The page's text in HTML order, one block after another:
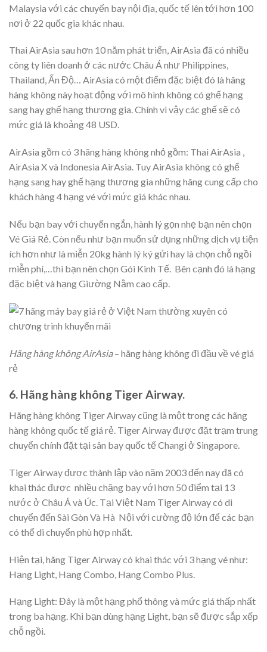
Malaysia với các chuyến bay nội địa, quốc tế lên tới hơn 100
nơi ở 22 quốc gia khác nhau.
Thai AirAsia sau hơn 10 năm phát triển, AirAsia đã có nhiều
công ty liên doanh ở các nước Châu Á như Philippines,
Thailand, Ấn Độ… AirAsia có một điểm đặc biệt đó là hãng
hàng không này hoạt động với mô hình không có ghế hạng
sang hay ghế hạng thương gia. Chính vì vậy các ghế sẽ có
mức giá là khoảng 48 USD.
AirAsia gồm có 3 hãng hàng không nhỏ gồm: Thai AirAsia ,
AirAsia X và Indonesia AirAsia. Tuy AirAsia không có ghế
hạng sang hay ghế hạng thương gia những hãng cung cấp cho
khách hàng 4 hạng vé với mức giá khác nhau.
Nếu bạn bay với chuyến ngắn, hành lý gọn nhẹ bạn nên chọn
Vé Giá Rẻ. Còn nếu như bạn muốn sử dụng những dịch vụ tiện
ích hơn như là miễn 20kg hành lý ký gửi hay là chọn chỗ ngồi
miễn phí,…thì bạn nên chọn Gói Kinh Tế. Bên cạnh đó là hạng
đặc biệt và hạng Giường Nằm cao cấp.
Hãng hàng không AirAsia– hãng hàng không đi đầu về vé giá
rẻ
6. Hãng hàng không Tiger Airway.
Hãng hàng không Tiger Airway cũng là một trong các hãng
hàng không quốc tế giá rẻ. Tiger Airway được đặt trạm trung
chuyển chính đặt tại sân bay quốc tế Changi ở Singapore.
Tiger Airway được thành lập vào năm 2003 đến nay đã có
khai thác được nhiều chặng bay với hơn 50 điểm tại 13
nước ở Châu Á và Úc. Tại Việt Nam Tiger Airway có di
chuyển đến Sài Gòn Và Hà Nội với cường độ lớn để các bạn
có thể di chuyển phù hợp nhất.
Hiện tại, hãng Tiger Airway có khai thác với 3 hạng vé như:
Hạng Light, Hạng Combo, Hạng Combo Plus.
Hạng Light: Đây là một hạng phổ thông và mức giá thấp nhất
trong ba hạng. Khi bạn dùng hạng Light, bạn sẽ được sắp xếp
chỗ ngồi.